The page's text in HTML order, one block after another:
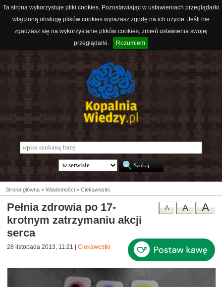
Ta strona wykorzystuje pliki cookies. Pozostawiając w ustawieniach przeglądarki
włączoną obsługę plików cookies wyrażasz zgodę na ich użycie. Jeśli nie
zgadzasz się na wykorzystanie plików cookies, zmień ustawienia swojej
przeglądarki.
Rozumiem
Strona główna > Wiadomości > Ciekawostki
A
A
A
Pełnia zdrowia po 17-
krotnym zatrzymaniu akcji
serca
28 listopada 2013, 11:21 Ciekawostki